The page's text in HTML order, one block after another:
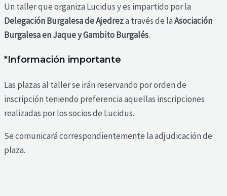
Un taller que organiza Lucidus y es impartido por la
Delegación Burgalesa de Ajedreza través de laAsociación
Burgalesa en Jaque y Gambito Burgalés.
*Información importante
Las plazas al taller se irán reservando por orden de
inscripción teniendo preferencia aquellas inscripciones
realizadas por los socios de Lucidus.
Se comunicará correspondientemente la adjudicación de
plaza.